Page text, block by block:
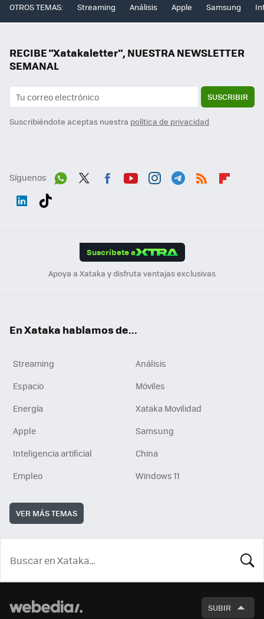
OTROS TEMAS: Streaming Análisis Apple Samsung
RECIBE "Xatakaletter", NUESTRA NEWSLETTER
SEMANAL
SUSCRIBIR
Suscribiéndote aceptas nuestra política de privacidad
Síguenos
Suscríbete a
Apoya a Xataka y disfruta ventajas exclusivas
En Xataka hablamos de...
Streaming
Análisis
Espacio
Móviles
Energía
Xataka Movilidad
Apple
Samsung
Inteligencia artificial
China
Empleo
Windows 11
VER MÁS TEMAS
SUBIR